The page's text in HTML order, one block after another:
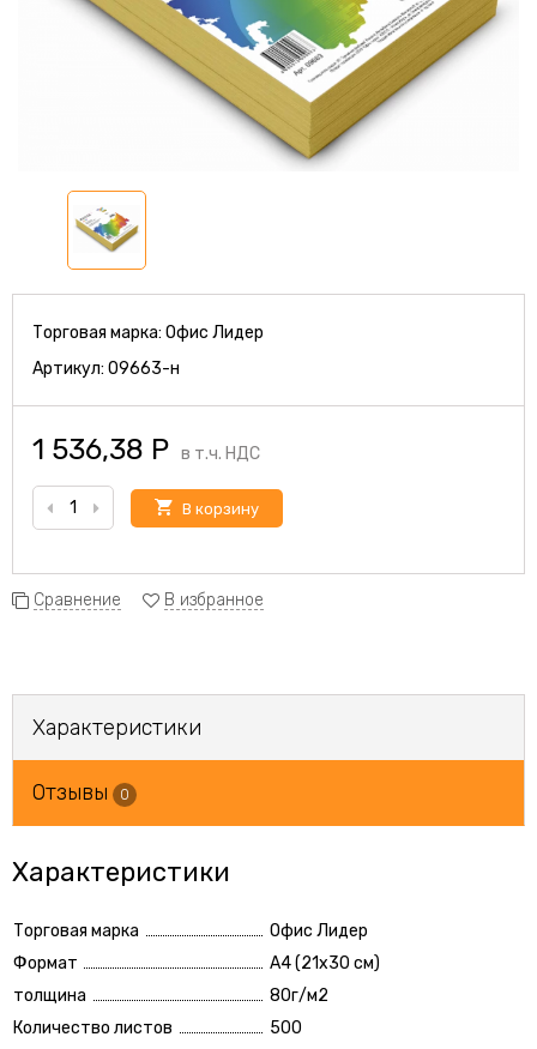
Торговая марка: Офис Лидер
Артикул: 09663-н
1 536,38 Р в т.ч. НДС
В корзину
Сравнение В избранное
Характеристики
Отзывы 0
Характеристики
Торговая марка
Офис Лидер
Формат
А4 (21x30 см)
толщина
80г/м2
Количество листов
500